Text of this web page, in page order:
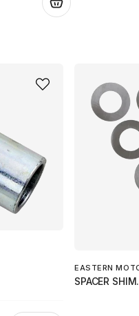
EASTERN
SPACER